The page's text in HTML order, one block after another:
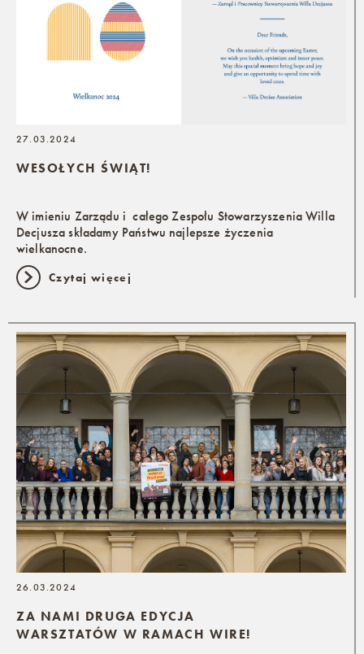
WESOŁYCH ŚWIĄT!
27.03.2024
W imieniu Zarządu i całego Zespołu Stowarzyszenia Willa
Decjusza składamy Państwu najlepsze życzenia
wielkanocne.
Czytaj więcej
ZA NAMI DRUGA EDYCJA
WARSZTATÓW W RAMACH WIRE!
26.03.2024